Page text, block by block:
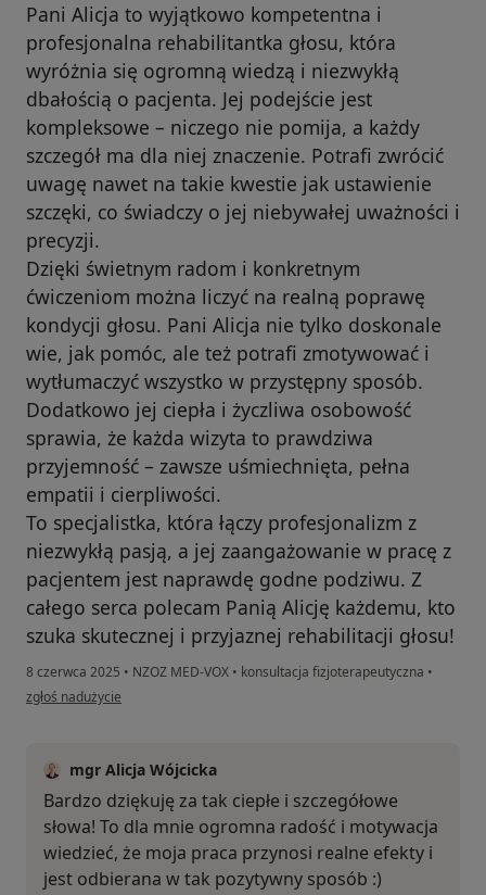
Pani Alicja to wyjątkowo kompetentna i
profesjonalna rehabilitantka głosu, która
wyróżnia się ogromną wiedzą i niezwykłą
dbałością o pacjenta. Jej podejście jest
kompleksowe – niczego nie pomija, a każdy
szczegół ma dla niej znaczenie. Potrafi zwrócić
uwagę nawet na takie kwestie jak ustawienie
szczęki, co świadczy o jej niebywałej uważności i
precyzji.
Dzięki świetnym radom i konkretnym
ćwiczeniom można liczyć na realną poprawę
kondycji głosu. Pani Alicja nie tylko doskonale
wie, jak pomóc, ale też potrafi zmotywować i
wytłumaczyć wszystko w przystępny sposób.
Dodatkowo jej ciepła i życzliwa osobowość
sprawia, że każda wizyta to prawdziwa
przyjemność – zawsze uśmiechnięta, pełna
empatii i cierpliwości.
To specjalistka, która łączy profesjonalizm z
niezwykłą pasją, a jej zaangażowanie w pracę z
pacjentem jest naprawdę godne podziwu. Z
całego serca polecam Panią Alicję każdemu, kto
szuka skutecznej i przyjaznej rehabilitacji głosu!
8 czerwca 2025 • NZOZ MED-VOX • konsultacja fizjoterapeutyczna •
w opinii użytkownika Barbara Grabowska
zgłoś nadużycie
mgr Alicja Wójcicka
Bardzo dziękuję za tak ciepłe i szczegółowe
słowa! To dla mnie ogromna radość i motywacja
wiedzieć, że moja praca przynosi realne efekty i
jest odbierana w tak pozytywny sposób :)